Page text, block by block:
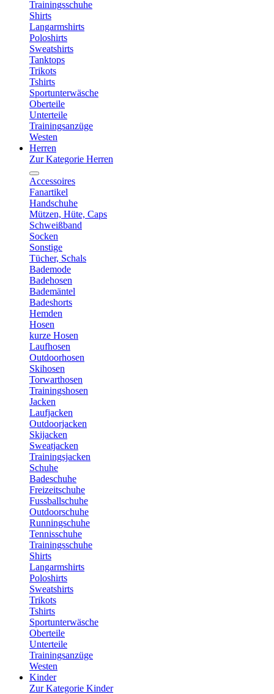
Trainingsschuhe
Shirts
Langarmshirts
Poloshirts
Sweatshirts
Tanktops
Trikots
Tshirts
Sportunterwäsche
Oberteile
Unterteile
Trainingsanzüge
Westen
Herren
Zur Kategorie Herren
Accessoires
Fanartikel
Handschuhe
Mützen, Hüte, Caps
Schweißband
Socken
Sonstige
Tücher, Schals
Bademode
Badehosen
Bademäntel
Badeshorts
Hemden
Hosen
kurze Hosen
Laufhosen
Outdoorhosen
Skihosen
Torwarthosen
Trainingshosen
Jacken
Laufjacken
Outdoorjacken
Skijacken
Sweatjacken
Trainingsjacken
Schuhe
Badeschuhe
Freizeitschuhe
Fussballschuhe
Outdoorschuhe
Runningschuhe
Tennisschuhe
Trainingsschuhe
Shirts
Langarmshirts
Poloshirts
Sweatshirts
Trikots
Tshirts
Sportunterwäsche
Oberteile
Unterteile
Trainingsanzüge
Westen
Kinder
Zur Kategorie Kinder